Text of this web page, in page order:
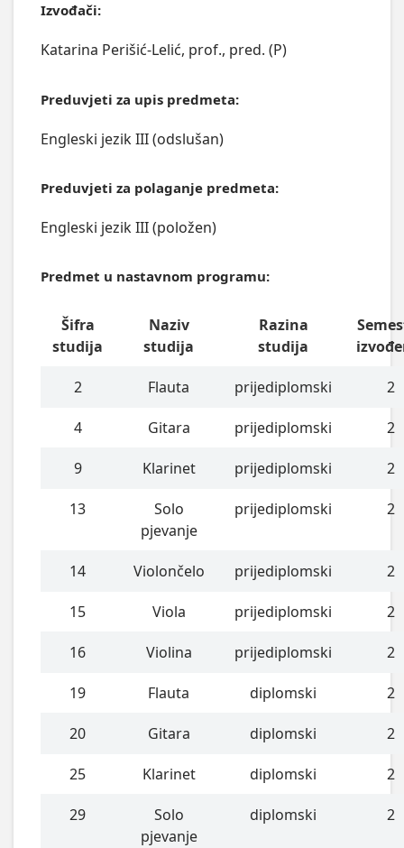
Izvođači:
Katarina Perišić-Lelić, prof., pred. (P)
Preduvjeti za upis predmeta:
Engleski jezik III (odslušan)
Preduvjeti za polaganje predmeta:
Engleski jezik III (položen)
Predmet u nastavnom programu:
Šifra
studija
Naziv
studija
Razina
studija
2 Flauta prijediplomski 2
4 Gitara prijediplomski 2
9 Klarinet prijediplomski 2
13
Solo
pjevanje
prijediplomski 2
14 Violončelo prijediplomski 2
15 Viola prijediplomski 2
16 Violina prijediplomski 2
19 Flauta diplomski 2
20 Gitara diplomski 2
25 Klarinet diplomski 2
29
Solo
pjevanje
diplomski 2